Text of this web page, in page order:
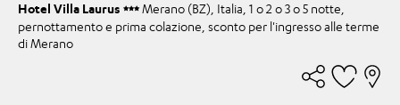
Hotel Villa Laurus
Merano (BZ), Italia, 1 o 2 o 3 o 5 notte,
pernottamento e prima colazione, sconto per l'ingresso alle terme
di Merano